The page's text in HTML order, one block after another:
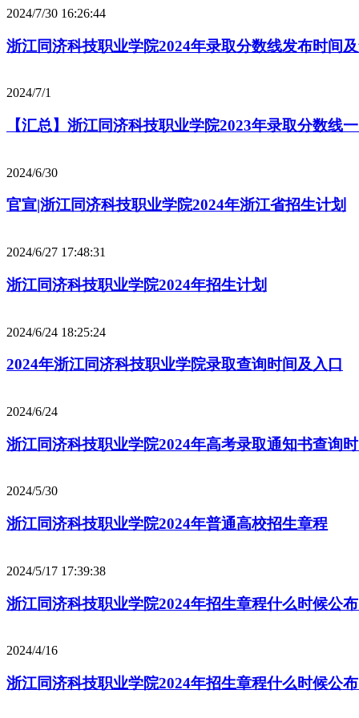
2024/7/30 16:26:44
浙江同济科技职业学院2024年录取分数线发布时间
2024/7/1
【汇总】浙江同济科技职业学院2023年录取分数线
2024/6/30
官宣|浙江同济科技职业学院2024年浙江省招生计划
2024/6/27 17:48:31
浙江同济科技职业学院2024年招生计划
2024/6/24 18:25:24
2024年浙江同济科技职业学院录取查询时间及入口
2024/6/24
浙江同济科技职业学院2024年高考录取通知书查询
2024/5/30
浙江同济科技职业学院2024年普通高校招生章程
2024/5/17 17:39:38
浙江同济科技职业学院2024年招生章程什么时候公布
2024/4/16
浙江同济科技职业学院2024年招生章程什么时候公布